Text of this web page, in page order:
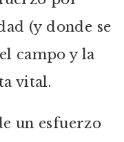
(y donde se
campo y la
vital.
un esfuerzo